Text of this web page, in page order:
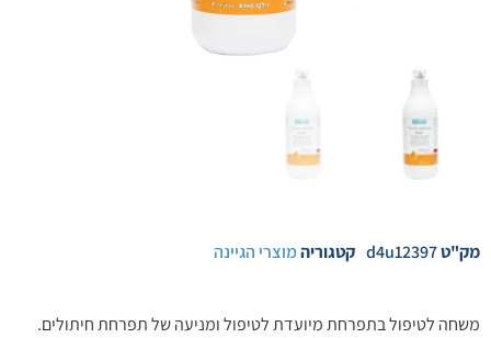
מק"טd4u12397 קטגוריהמוצרי הגיינה
משחה לטיפול בתפרחת מיועדת לטיפול ומניעה של תפרחת חיתולים.